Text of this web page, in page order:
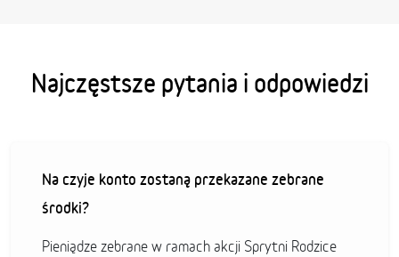
Najczęstsze pytania i odpowiedzi
Na czyje konto zostaną przekazane zebrane
środki?
Pieniądze zebrane w ramach akcji Sprytni Rodzice